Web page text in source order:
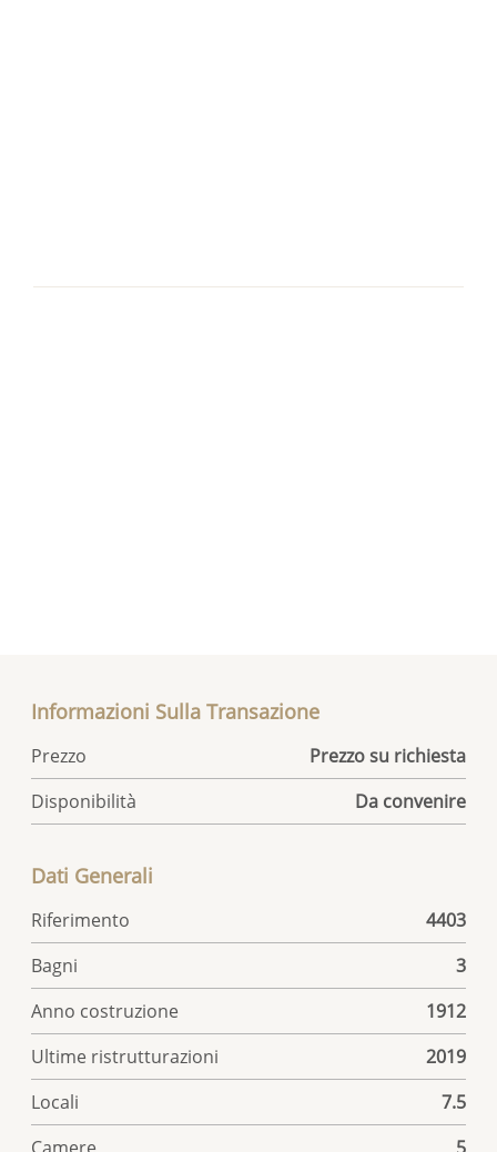
Informazioni Sulla Transazione
Prezzo
Prezzo su richiesta
Disponibilità
Da convenire
Dati Generali
Riferimento
4403
Bagni
3
Anno costruzione
1912
Ultime ristrutturazioni
2019
Locali
7.5